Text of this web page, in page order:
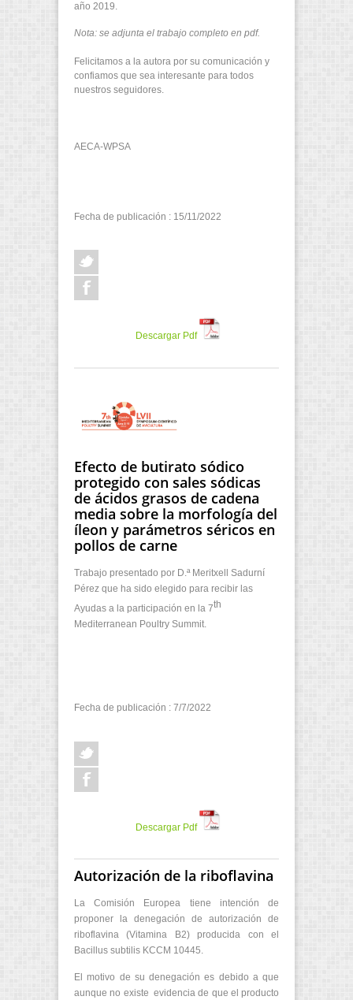
año 2019.
Nota: se adjunta el trabajo completo en pdf.
Felicitamos a la autora por su comunicación y
confiamos que sea interesante para todos
nuestros seguidores.
AECA-WPSA
Fecha de publicación : 15/11/2022
Descargar Pdf
Efecto de butirato sódico
protegido con sales sódicas
de ácidos grasos de cadena
media sobre la morfología del
íleon y parámetros séricos en
pollos de carne
Trabajo presentado por D.ª Meritxell Sadurní
Pérez que ha sido elegido para recibir las
Ayudas a la participación en la 7th
Mediterranean Poultry Summit.
Fecha de publicación : 7/7/2022
Descargar Pdf
Autorización de la riboflavina
La Comisión Europea tiene intención de
proponer la denegación de autorización de
riboflavina (Vitamina B2) producida con el
Bacillus subtilis KCCM 10445.
El motivo de su denegación es debido a que
aunque no existe evidencia de que el producto